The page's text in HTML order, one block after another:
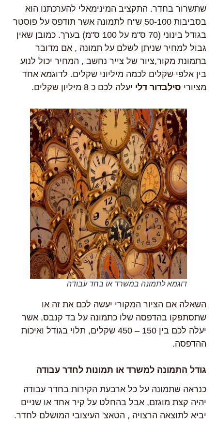
שתשרור בחדר. התקציב המינימאלי להערכתנו הוא
בסביבות 50-100 ש"ח לתמונה אשר תודפס על פוסטר
בגודל בינוני (70 ס"מ על 100 ס"מ) בערך. כמובן שאין
גבול למחיר שניתן לשלם על תמונה , אם מדובר
בתמונת מקור,ציור של צייר נחשב , המחיר יכול לנוע
בין אלפי שקלים לכמה מיליוני שקלים. לדוגמא אחד
מציורי סילבדור דלי יעלה לכם כ 8 מיליון שקלים.
דוגמא לתמונה במשרד או בחד עבודה
השאלה אם הציור המקורי יעשה לכם את זה או
שתסתפקו בהדפסה שלו כתמונה על בד קנבס, אשר
יעלה לכם בין 150 – 450 שקלים, תלוי בגודל ואיכות
ההדפסה.
גודל התמונה למשרד או תמונות לחדר עבודה
כנראה שתמונה על כל ארבעת הקירות בחדר עבודה
יהיה קצת מוגזם, אבל בהחלט על קיר אחד או שניים
יביא לתוצאה הרצויה , הטאצ' העיצובי המושלם לחדר.